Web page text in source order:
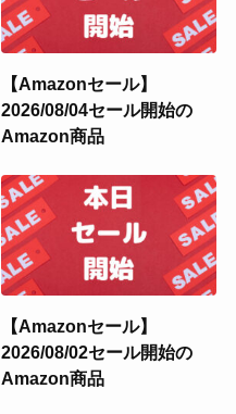
【Amazonセール】
2026/08/04セール開始の
Amazon商品
【Amazonセール】
2026/08/02セール開始の
Amazon商品